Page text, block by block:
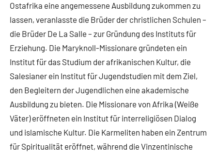
Ostafrika eine angemessene Ausbildung zukommen zu
lassen, veranlasste die Brüder der christlichen Schulen –
die Brüder De La Salle – zur Gründung des Instituts für
Erziehung. Die Maryknoll-Missionare gründeten ein
Institut für das Studium der afrikanischen Kultur, die
Salesianer ein Institut für Jugendstudien mit dem Ziel,
den Begleitern der Jugendlichen eine akademische
Ausbildung zu bieten. Die Missionare von Afrika (Weiße
Väter) eröffneten ein Institut für interreligiösen Dialog
und islamische Kultur. Die Karmeliten haben ein Zentrum
für Spiritualität eröffnet, während die Vinzentinische